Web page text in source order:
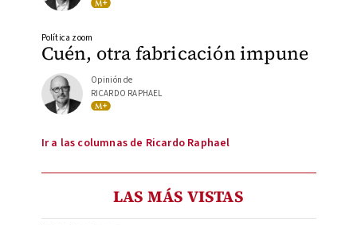
Cuén, otra fabricación impune
Política zoom
Opinión de
RICARDO RAPHAEL
Ir a las columnas de Ricardo Raphael
LAS MÁS VISTAS